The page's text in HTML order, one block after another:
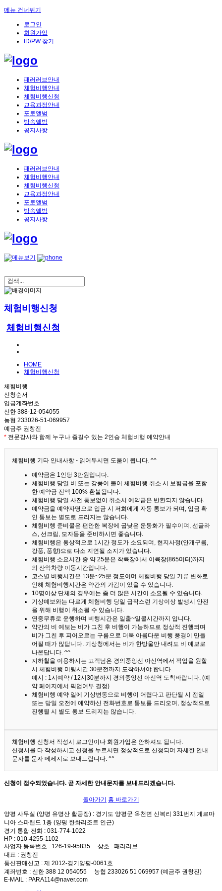
메뉴 건너뛰기
로그인
회원가입
ID/PW 찾기
패러러브안내
체험비행안내
체험비행신청
교육과정안내
포토앨범
방송앨범
공지사항
패러러브안내
체험비행안내
체험비행신청
교육과정안내
포토앨범
방송앨범
공지사항
체험비행신청
체험비행신청
HOME
체험비행신청
체험비행
신청순서
입금계좌번호
신한 388-12-054055
농협 233026-51-069957
예금주 권창진
* 전문강사와 함께 누구나 즐길수 있는 2인승 체험비행 예약안내
체험비행 기타 안내사항 - 읽어두시면 도움이 됩니다. ^^
예약금은 1인당 3만원입니다.
체험비행 당일 비 또는 강풍이 불어 체험비행 취소 시 보험금을 포함
한 예약금 전액 100% 환불됩니다.
체험비행 당일 사전 통보없이 취소시 예약금은 반환되지 않습니다.
예약금을 예약자명으로 입금 시 저희에게 자동 통보가 되며, 입금 확
인 통보는 별도로 드리지는 않습니다.
체험비행 준비물은 편안한 복장에 굽낮은 운동화가 필수이며, 선글라
스, 선크림, 모자등을 준비하시면 좋습니다.
체험비행은 통상적으로 1시간 정도가 소요되며, 현지사정(안개구름,
강풍, 풍향)으로 다소 지연될 소지가 있습니다.
체험비행 소요시간 중 약 25분은 착륙장에서 이륙장(865미터)까지
의 산악차량 이동시간입니다.
코스별 비행시간은 13분~25분 정도이며 체험비행 당일 기류 변화로
인해 체험비행시간은 약간의 가감이 있을 수 있습니다.
10명이상 단체의 경우에는 좀 더 많은 시간이 소요될 수 있습니다.
기상예보와는 다르게 체험비행 당일 급작스런 기상이상 발생시 안전
을 위해 비행이 취소될 수 있습니다.
연중무휴로 운행하며 비행시간은 일출~일몰시간까지 입니다.
약간의 비 예보는 비가 그친 후 비행이 가능하므로 정상적 진행되며
비가 그친 후 피어오르는 구름으로 더욱 아름다운 비행 풍경이 만들
어질 때가 많답니다. 기상청에서는 비가 한방울만 내려도 비 예보로
나온답니다. ^^
지하철을 이용하시는 고객님은 경의중앙선 아신역에서 픽업을 원할
시 체험비행 미팅시간 30분전까지 도착하셔야 합니다.
예시 : 1시예약 / 12시30분까지 경의중앙선 아신역 도착바랍니다. (예
약 페이지에서 픽업여부 결정)
체험비행 예약 일에 기상변동으로 비행이 어렵다고 판단될 시 전일
또는 당일 오전에 예약하신 전화번호로 통보를 드리오며, 정상적으로
진행될 시 별도 통보 드리지는 않습니다.
체험비행 신청서 작성시 로그인이나 회원가입은 안하셔도 됩니다.
신청서를 다 작성하시고 신청을 누르시면 정상적으로 신청되며 자세한 안내
문자를 문자 메세지로 보내드립니다. ^^
신청이 접수되었습니다. 곧 자세한 안내문자를 보내드리겠습니다.
돌아가기 홈 바로가기
양평 사무실 (양평 유명산 활공장) : 경기도 양평군 옥천면 신복리 331번지 게르마
니아 스파랜드 1층 (양평 한화리조트 인근)
경기 통합 전화 : 031-774-1022
HP : 010-4255-1102
사업자 등록번호 : 126-19-95835 상호 : 패러러브
대표 : 권창진
통신판매신고 : 제 2012-경기양평-0061호
계좌번호 : 신한 388 12 054055 농협 233026 51 069957 (예금주 권창진)
E-MAIL : PARA114@naver.com